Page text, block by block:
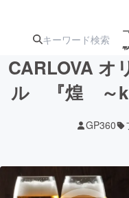
ターン
ジェク
アート・写真
CARLOVA オ
ル 『煌 ～
GP360